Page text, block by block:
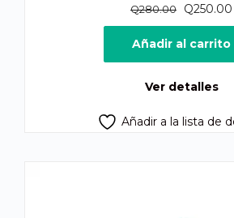
Q280.00
El
precio
original
era:
Q250.00
Añadir al carrito
Ver detalles
Añadir a la lista de